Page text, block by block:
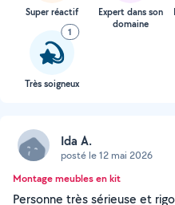
Super réactif
Expert dans son
domaine
1
Très soigneux
Ida A.
posté le 12 mai 2026
Montage meubles en kit
Personne très sérieuse et